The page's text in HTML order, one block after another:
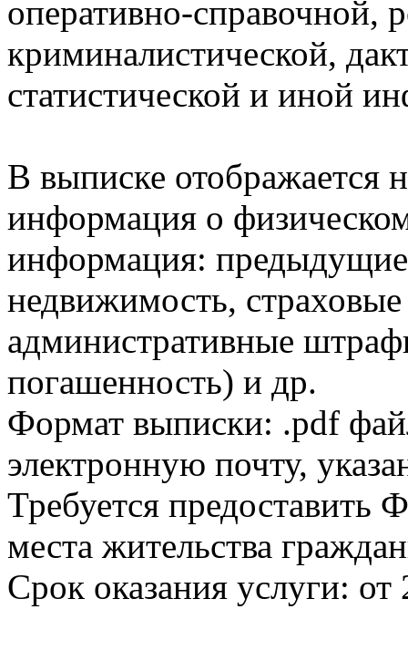
оперативно-справочной,
криминалистической,
статистической и иной
В выписке отображается
информация о
информация:
недвижимость,
административные
погашенность) и др.
Формат выписки: .pdf
электронную почту,
Требуется
места жительства
Срок оказания услуги: от